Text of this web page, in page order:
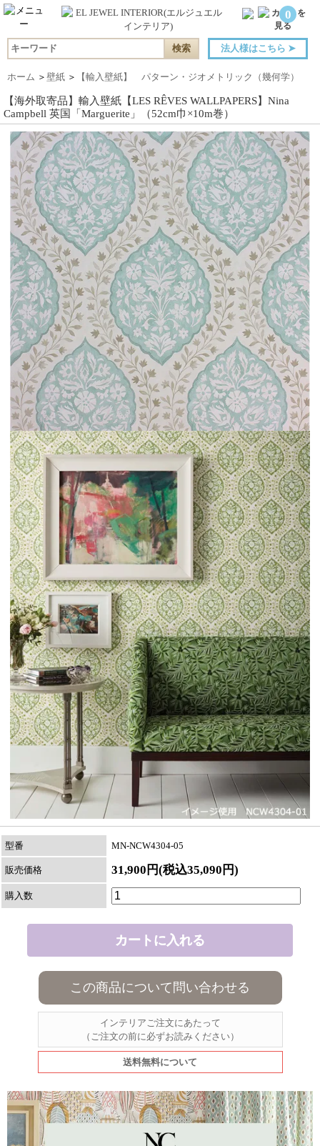
0
法人様はこちら ➤
ホーム ＞ 壁紙 ＞ 【輸入壁紙】 パターン・ジオメトリック（幾何学）
【海外取寄品】輸入壁紙【LES RÊVES WALLPAPERS】Nina
Campbell 英国「Marguerite」（52cm巾×10m巻）
型番 MN-NCW4304-05
販売価格 31,900円(税込35,090円)
購入数
この商品について問い合わせる
インテリアご注文にあたって
（ご注文の前に必ずお読みください）
送料無料について